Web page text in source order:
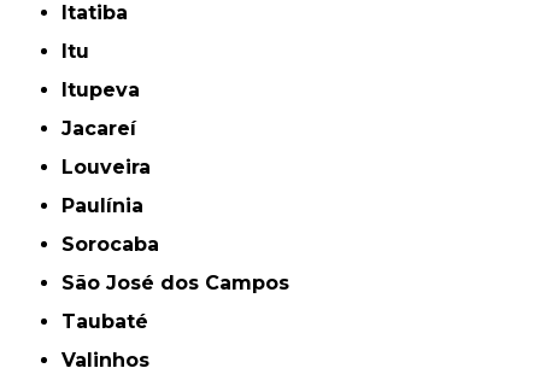
Itatiba
Itu
Itupeva
Jacareí
Louveira
Paulínia
Sorocaba
São José dos Campos
Taubaté
Valinhos